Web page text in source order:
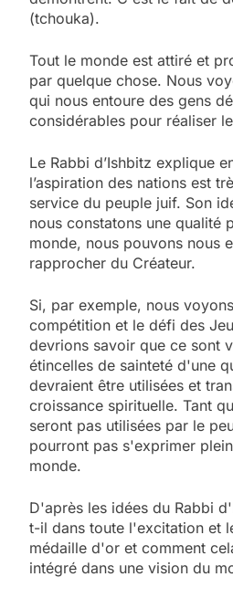
(tchouka).
Tout le monde est attiré et
par quelque chose. Nous
qui nous entoure des gens
considérables pour réaliser
Le Rabbi d’Ishbitz explique
l’aspiration des nations est
service du peuple juif. Son
nous constatons une qualité
monde, nous pouvons nous
rapprocher du Créateur.
Si, par exemple, nous
compétition et le défi des
devrions savoir que ce sont
étincelles de sainteté d'une
devraient être utilisées et
croissance spirituelle. Tant
seront pas utilisées par le
pourront pas s'exprimer
monde.
D'après les idées du Rabbi
t-il dans toute l'excitation et
médaille d'or et comment
intégré dans une vision du